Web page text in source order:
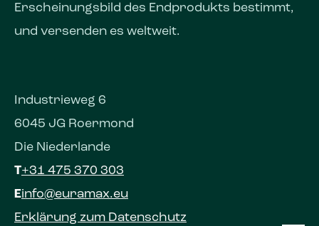
Erscheinungs­bild des Endprodukts bestimmt,
und versenden es weltweit.
Industrieweg 6
6045 JG Roermond
Die Niederlande
T+31 475 370 303
Einfo@euramax.eu
Erklärung zum Datenschutz